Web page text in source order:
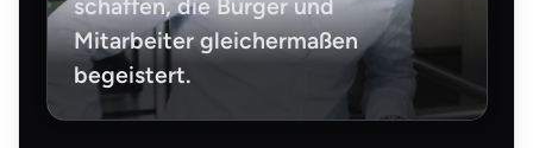
schaffen, die Bürger und
Mitarbeiter gleichermaßen
begeistert.